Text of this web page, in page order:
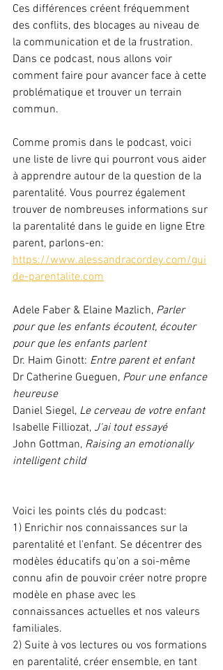
Ces différences créent fréquemment
des conflits, des blocages au niveau de
la communication et de la frustration.
Dans ce podcast, nous allons voir
comment faire pour avancer face à cette
problématique et trouver un terrain
commun.
Comme promis dans le podcast, voici
une liste de livre qui pourront vous aider
à apprendre autour de la question de la
parentalité. Vous pourrez également
trouver de nombreuses informations sur
la parentalité dans le guide en ligne Etre
parent, parlons-en:
https://www.alessandracordey.com/gui
de-parentalite.com
Adele Faber & Elaine Mazlich, Parler
pour que les enfants écoutent, écouter
pour que les enfants parlent
Dr. Haim Ginott: Entre parent et enfant
Dr Catherine Gueguen, Pour une enfance
heureuse
Daniel Siegel, Le cerveau de votre enfant
Isabelle Filliozat, J'ai tout essayé
John Gottman, Raising an emotionally
intelligent child
Voici les points clés du podcast:
1) Enrichir nos connaissances sur la
parentalité et l'enfant. Se décentrer des
modèles éducatifs qu'on a soi-même
connu afin de pouvoir créer notre propre
modèle en phase avec les
connaissances actuelles et nos valeurs
familiales.
2) Suite à vos lectures ou vos formations
en parentalité, créer ensemble, en tant